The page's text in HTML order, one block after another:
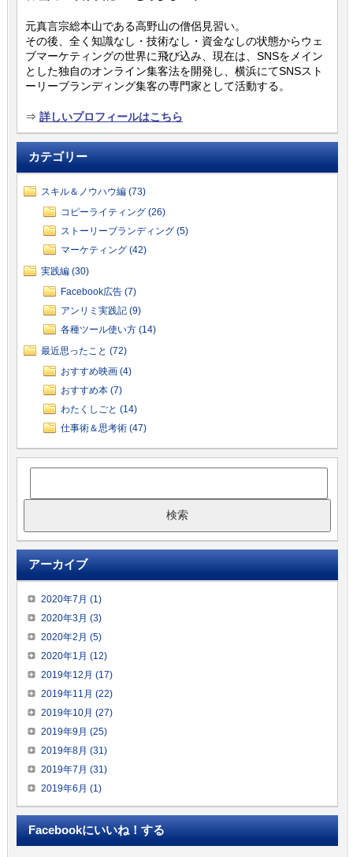
元真言宗総本山である高野山の僧侶見習い。
その後、全く知識なし・技術なし・資金なしの状態からウェ
ブマーケティングの世界に飛び込み、現在は、SNSをメイン
とした独自のオンライン集客法を開発し、横浜にてSNSスト
ーリーブランディング集客の専門家として活動する。
⇒ 詳しいプロフィールはこちら
カテゴリー
スキル＆ノウハウ編 (73)
コピーライティング (26)
ストーリーブランディング (5)
マーケティング (42)
実践編 (30)
Facebook広告 (7)
アンリミ実践記 (9)
各種ツール使い方 (14)
最近思ったこと (72)
おすすめ映画 (4)
おすすめ本 (7)
わたくしごと (14)
仕事術＆思考術 (47)
アーカイブ
2020年7月 (1)
2020年3月 (3)
2020年2月 (5)
2020年1月 (12)
2019年12月 (17)
2019年11月 (22)
2019年10月 (27)
2019年9月 (25)
2019年8月 (31)
2019年7月 (31)
2019年6月 (1)
Facebookにいいね！する